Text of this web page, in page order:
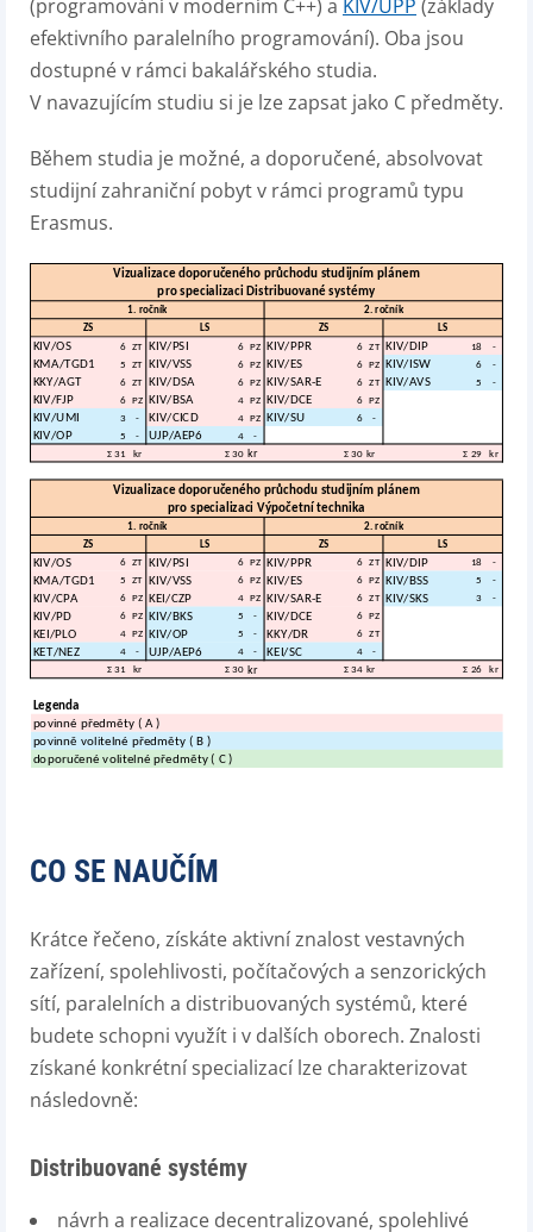
(programování v moderním C++) a KIV/UPP (základy
efektivního paralelního programování). Oba jsou
dostupné v rámci bakalářského studia.
V navazujícím studiu si je lze zapsat jako C předměty.
Během studia je možné, a doporučené, absolvovat
studijní zahraniční pobyt v rámci programů typu
Erasmus.
CO SE NAUČÍM
Krátce řečeno, získáte aktivní znalost vestavných
zařízení, spolehlivosti, počítačových a senzorických
sítí, paralelních a distribuovaných systémů, které
budete schopni využít i v dalších oborech. Znalosti
získané konkrétní specializací lze charakterizovat
následovně:
Distribuované systémy
návrh a realizace decentralizované, spolehlivé